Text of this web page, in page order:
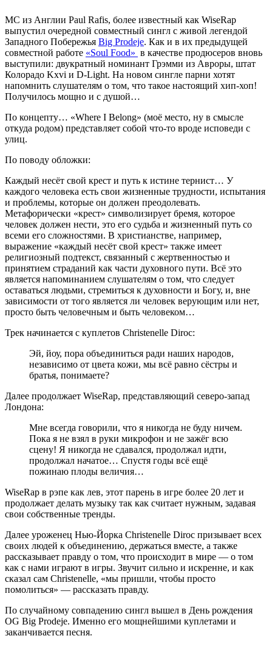
МС из Англии Paul Rafis, более известный как WiseRap
выпустил очередной совместный сингл с живой легендой
Западного Побережья Big Prodeje. Как и в их предыдущей
совместной работе «Soul Food» в качестве продюсеров вновь
выступили: двукратный номинант Грэмми из Авроры, штат
Колорадо Kxvi и D-Light. На новом сингле парни хотят
напомнить слушателям о том, что такое настоящий хип-хоп!
Получилось мощно и с душой…
По концепту… «Where I Belong» (моё место, ну в смысле
откуда родом) представляет собой что-то вроде исповеди с
улиц.
По поводу обложки:
Каждый несёт свой крест и путь к истине тернист… У
каждого человека есть свои жизненные трудности, испытания
и проблемы, которые он должен преодолевать.
Метафорически «крест» символизирует бремя, которое
человек должен нести, это его судьба и жизненный путь со
всеми его сложностями. В христианстве, например,
выражение «каждый несёт свой крест» также имеет
религиозный подтекст, связанный с жертвенностью и
принятием страданий как части духовного пути. Всё это
является напоминанием слушателям о том, что следует
оставаться людьми, стремиться к духовности и Богу, и, вне
зависимости от того является ли человек верующим или нет,
просто быть человечным и быть человеком…
Трек начинается с куплетов Christenelle Diroc:
Эй, йоу, пора объединиться ради наших народов,
независимо от цвета кожи, мы всё равно сёстры и
братья, понимаете?
Далее продолжает WiseRap, представляющий северо-запад
Лондона:
Мне всегда говорили, что я никогда не буду ничем.
Пока я не взял в руки микрофон и не зажёг всю
сцену! Я никогда не сдавался, продолжал идти,
продолжал начатое… Спустя годы всё ещё
пожинаю плоды величия…
WiseRap в рэпе как лев, этот парень в игре более 20 лет и
продолжает делать музыку так как считает нужным, задавая
свои собственные тренды.
Далее уроженец Нью-Йорка Christenelle Diroc призывает всех
своих людей к объединению, держаться вместе, а также
рассказывает правду о том, что происходит в мире — о том
как с нами играют в игры. Звучит сильно и искренне, и как
сказал сам Christenelle, «мы пришли, чтобы просто
помолиться» — рассказать правду.
По случайному совпадению сингл вышел в День рождения
OG Big Prodeje. Именно его мощнейшими куплетами и
заканчивается песня.